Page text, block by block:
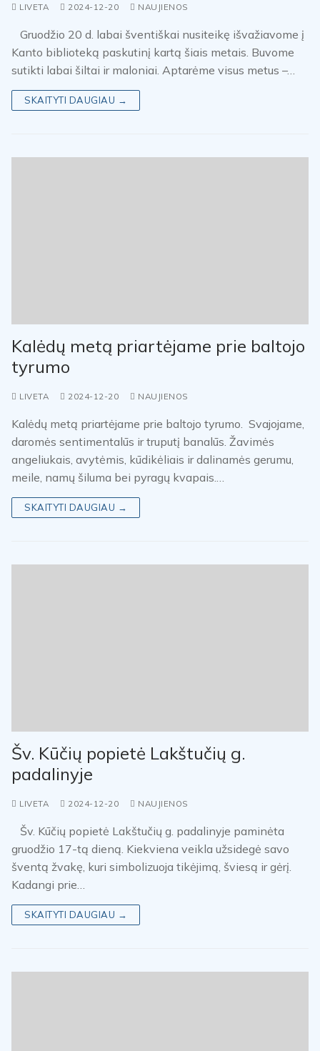
LIVETA 2024-12-20 NAUJIENOS
Gruodžio 20 d. labai šventiškai nusiteikę išvažiavome į
Kanto biblioteką paskutinį kartą šiais metais. Buvome
sutikti labai šiltai ir maloniai. Aptarėme visus metus –…
SKAITYTI DAUGIAU →
Kalėdų metą priartėjame prie baltojo
tyrumo
LIVETA 2024-12-20 NAUJIENOS
Kalėdų metą priartėjame prie baltojo tyrumo. Svajojame,
daromės sentimentalūs ir truputį banalūs. Žavimės
angeliukais, avytėmis, kūdikėliais ir dalinamės gerumu,
meile, namų šiluma bei pyragų kvapais.…
SKAITYTI DAUGIAU →
Šv. Kūčių popietė Lakštučių g.
padalinyje
LIVETA 2024-12-20 NAUJIENOS
Šv. Kūčių popietė Lakštučių g. padalinyje paminėta
gruodžio 17-tą dieną. Kiekviena veikla užsidegė savo
šventą žvakę, kuri simbolizuoja tikėjimą, šviesą ir gėrį.
Kadangi prie…
SKAITYTI DAUGIAU →